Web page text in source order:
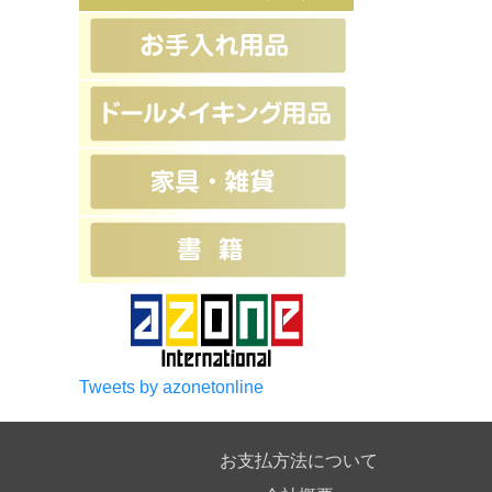
Tweets by azonetonline
お支払方法について